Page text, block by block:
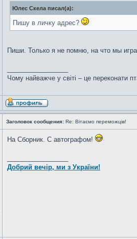
Юлес Скела писал(а):
Пишу в личку адрес?
Пиши. Только я не помню, на что мы
Чому найважче у світі – це переконати
Заголовок сообщения: Re: Вітаємо переможців!
На Сборник. С автографом!
Добрий вечір, ми з України!